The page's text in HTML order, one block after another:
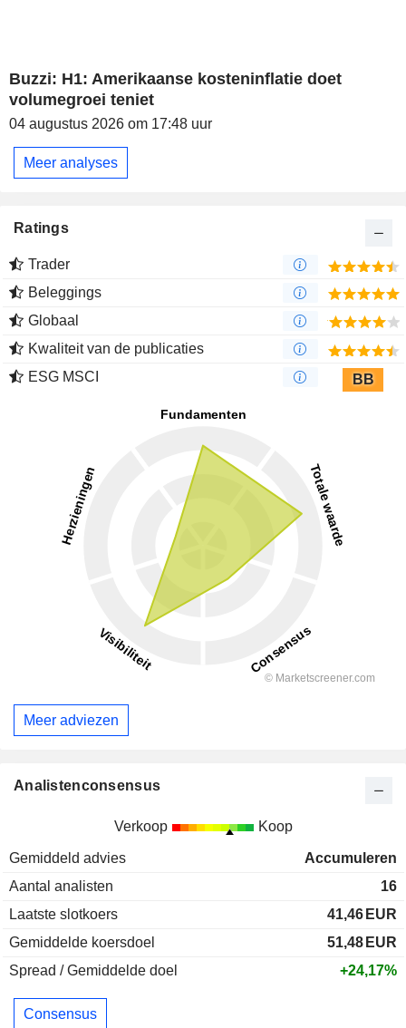
Buzzi: H1: Amerikaanse kosteninflatie doet
volumegroei teniet
04 augustus 2026 om 17:48 uur
Meer analyses
Ratings
Trader
Beleggings
Globaal
Kwaliteit van de publicaties
ESG MSCI
BB
Meer adviezen
Analistenconsensus
Verkoop Koop
Gemiddeld advies
Accumuleren
Aantal analisten
16
Laatste slotkoers
41,46 EUR
Gemiddelde koersdoel
51,48 EUR
Spread / Gemiddelde doel
+24,17%
Consensus